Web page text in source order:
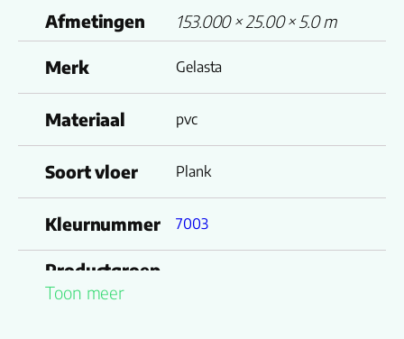
Afmetingen 153.000 × 25.00 × 5.0 m
Merk Gelasta
Materiaal pvc
Soort vloer Plank
Kleurnummer 7003
Productgroep
naam
Toon meer